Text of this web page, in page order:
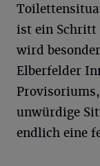
ist ein Schritt
wird
Elberfelder
unwürdige
endlich eine